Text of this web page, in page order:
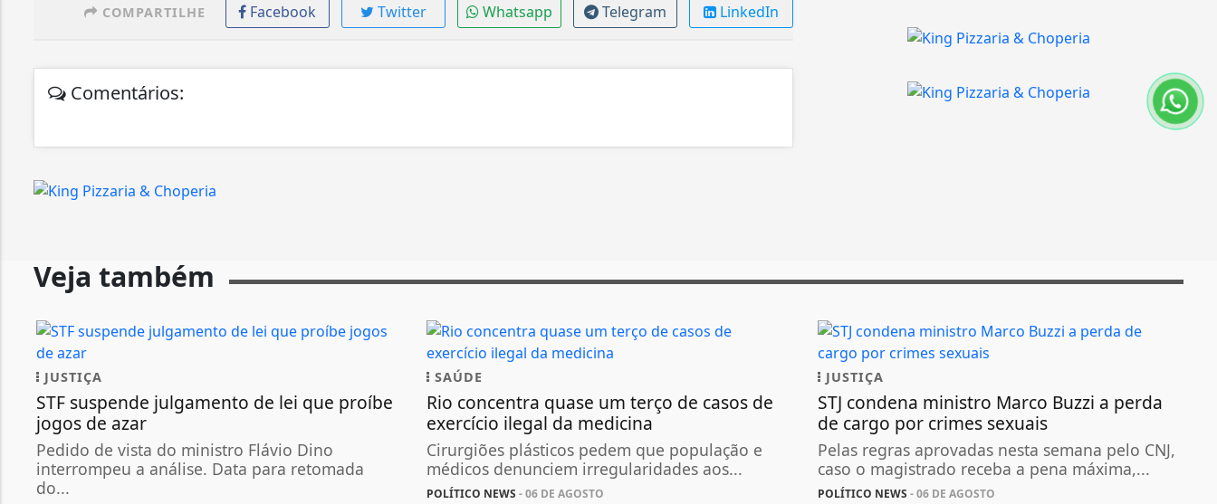
COMPARTILHE Facebook Twitter Whatsapp Telegram LinkedIn
Comentários:
Veja também
JUSTIÇA
STF suspende julgamento de lei que proíbe
jogos de azar
Pedido de vista do ministro Flávio Dino
interrompeu a análise. Data para retomada
do...
SAÚDE
Rio concentra quase um terço de casos de
exercício ilegal da medicina
Cirurgiões plásticos pedem que população e
médicos denunciem irregularidades aos...
POLÍTICO NEWS - 06 DE AGOSTO
JUSTIÇA
STJ condena ministro Marco Buzzi a perda
de cargo por crimes sexuais
Pelas regras aprovadas nesta semana pelo CNJ,
caso o magistrado receba a pena máxima,...
POLÍTICO NEWS - 06 DE AGOSTO